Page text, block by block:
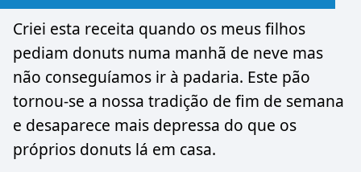
Criei esta receita quando os meus filhos
pediam donuts numa manhã de neve mas
não conseguíamos ir à padaria. Este pão
tornou-se a nossa tradição de fim de semana
e desaparece mais depressa do que os
próprios donuts lá em casa.